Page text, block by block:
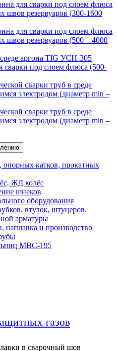
для сварки под слоем флюса
швов резервуаров (300-1600
для сварки под слоем флюса
швов резервуаров (500 – 4000
аргона TIG УСН-305
сварки под слоем флюса (500-
сварки труб в среде
электродом (диаметр min –
сварки труб в среде
электродом (диаметр min –
опорных катков, прокатных
ЖД колёс
шнеков
оборудования
втулок, штуцеров.
арматуры
наплавка и производство
МВС-195
газов
в сварочный шов